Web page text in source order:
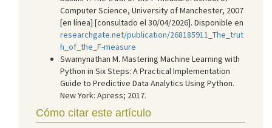
Computer Science, University of Manchester, 2007
[en línea] [consultado el 30/04/2026]. Disponible en
researchgate.net/publication/268185911_The_trut
h_of_the_F-measure
Swamynathan M. Mastering Machine Learning with
Python in Six Steps: A Practical Implementation
Guide to Predictive Data Analytics Using Python.
New York: Apress; 2017.
Cómo citar este artículo